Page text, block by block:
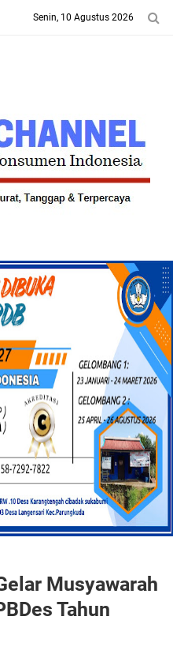
Senin, 10 Agustus 2026
Musyawarah
Tahun